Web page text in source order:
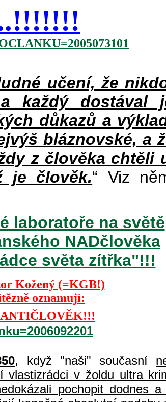
učení, že
každý dostával
důkazů a
bláznovské, a
z člověka chtěli
je člověk.“ Viz
laboratoře na světě
NADčlověka
světa zítřka"!!!
Kožený (=KGB!)
oznamují:
, když "naši" současní
v žoldu ultra
pochopit dodnes